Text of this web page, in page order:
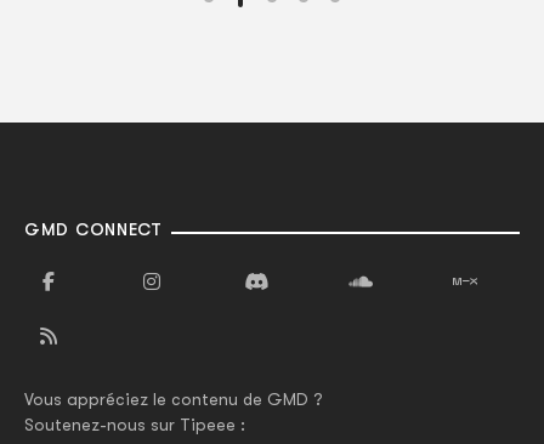
GMD CONNECT
Vous appréciez le contenu de GMD ?
Soutenez-nous sur Tipeee :